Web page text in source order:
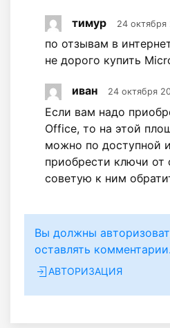
тимур 24 октября
по отзывам в
не дорого купить
иван 24 октября
Если вам надо
Office, то на этой
можно по доступной
приобрести ключи от
советую к ним
Вы должны
оставлять комментарии.
АВТОРИЗАЦИЯ